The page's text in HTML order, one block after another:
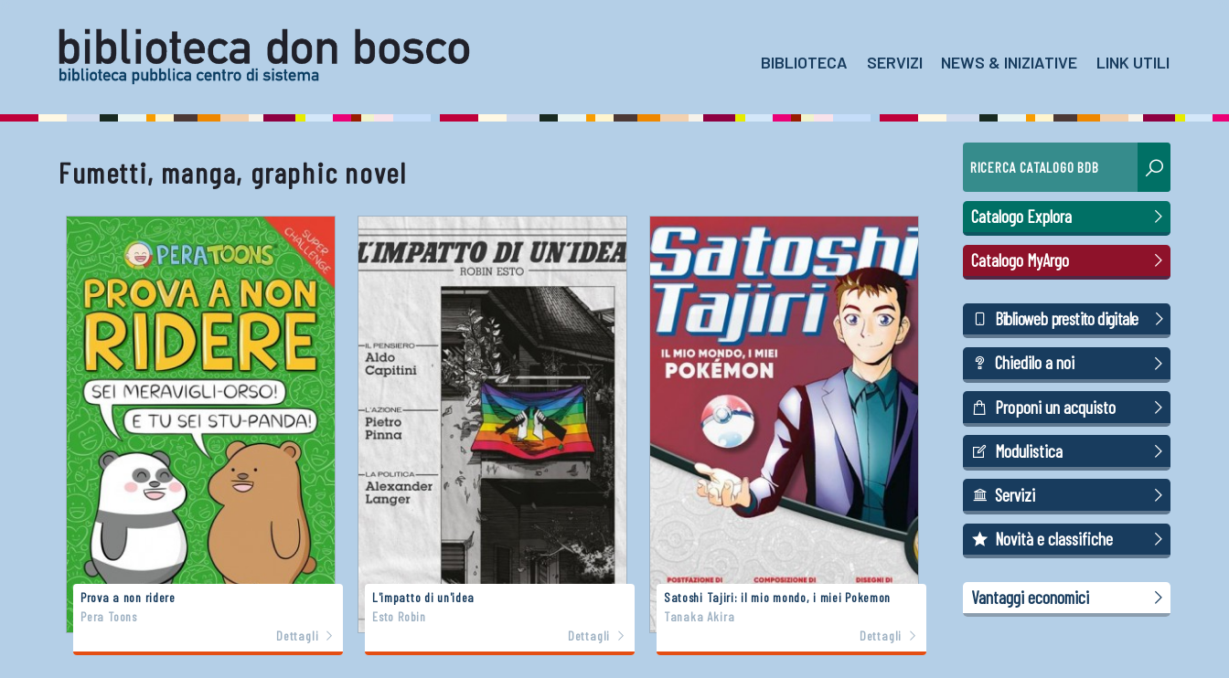
BIBLIOTECA SERVIZI NEWS & INIZIATIVE LINK UTILI
Fumetti, manga, graphic novel
Prova a non ridere
Pera Toons
Dettagli
L'impatto di un'idea
Esto Robin
Dettagli
Satoshi Tajiri: il mio mondo, i miei Pokemon
Tanaka Akira
Dettagli
RICERCA CATALOGO BDB
Catalogo Explora
Catalogo MyArgo
Biblioweb prestito digitale
Chiedilo a noi
Proponi un acquisto
Modulistica
Servizi
Novità e classifiche
Vantaggi economici